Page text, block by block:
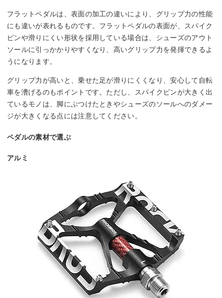
フラットペダルは、表面の加工の違いにより、グリップ力の性能
にも違いが表れるものです。フラットペダルの表面が、スパイク
ピンや滑りにくい形状を採用している場合は、シューズのアウト
ソールに引っかかりやすくなり、高いグリップ力を発揮できるよ
うになります。
グリップ力が高いと、乗せた足が滑りにくくなり、安心して自転
車を漕げるのもポイントです。ただし、スパイクピンが大きく出
ているモノは、脚にぶつけたときやシューズのソールへのダメー
ジが大きくなる点には注意してください。
ペダルの素材で選ぶ
アルミ